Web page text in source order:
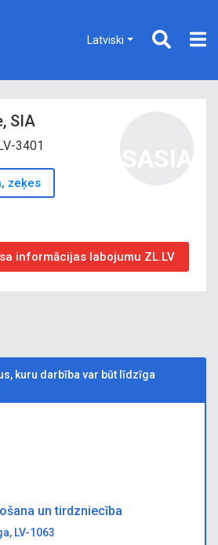
Latviski
SIA
3401
zeķes
informācijas labojumu ZL.LV
kuru darbība var būt līdzīga
un tirdzniecība
LV-1063